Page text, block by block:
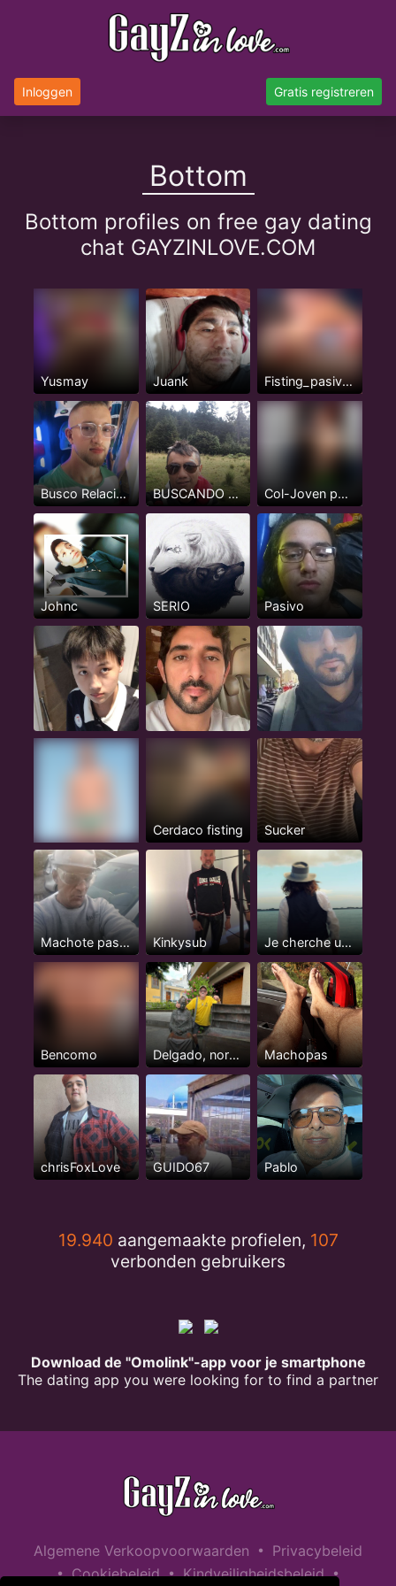
Inloggen Gratis registreren
Bottom
Bottom profiles on free gay dating
chat GAYZINLOVE.COM
Yusmay Juank Fisting_pasivazo
Busco Relación Seria y Estable BUSCANDO ACTIVOS O INTER MAS ACTIVO NADA DE PASIVOS Col-Joven pasivo serio, 24 años
Johnc SERIO Pasivo
Cerdaco fisting Sucker
Machote pasivo Kinkysub Je cherche un homme ou trans...
Bencomo Delgado, normal Machopas
chrisFoxLove GUIDO67 Pablo
19.940 aangemaakte profielen, 107
verbonden gebruikers
Download de "Omolink"-app voor je smartphone
The dating app you were looking for to find a partner
Algemene Verkoopvoorwaarden • Privacybeleid
• Cookiebeleid • Kindveiligheidsbeleid •